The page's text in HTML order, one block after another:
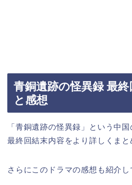
青銅遺跡の怪異録 最
と感想
「青銅遺跡の怪異録」という中国
最終回結末内容をより詳しくまと
さらにこのドラマの感想も紹介し